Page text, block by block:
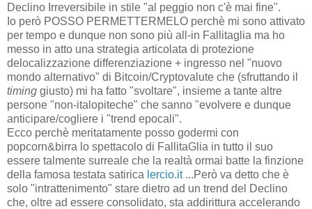
Declino Irreversibile in stile "al peggio non c'è mai fine".
Io però POSSO PERMETTERMELO perchè mi sono attivato
per tempo e dunque non sono più all-in Fallitaglia ma ho
messo in atto una strategia articolata di protezione
delocalizzazione differenziazione + ingresso nel "nuovo
mondo alternativo" di Bitcoin/Cryptovalute che (sfruttando il
timing giusto) mi ha fatto "svoltare", insieme a tante altre
persone "non-italopiteche" che sanno "evolvere e dunque
anticipare/cogliere i "trend epocali".
Ecco perchè meritatamente posso godermi con
popcorn&birra lo spettacolo di FallitaGlia in tutto il suo
essere talmente surreale che la realtà ormai batte la finzione
della famosa testata satirica lercio.it...Però va detto che è
solo "intrattenimento" stare dietro ad un trend del Declino
che, oltre ad essere consolidato, sta addirittura accelerando